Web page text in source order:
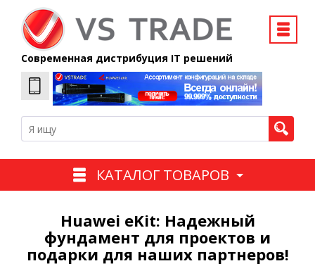
Современная дистрибуция IT решений
КАТАЛОГ ТОВАРОВ
Huawei eKit: Надежный
фундамент для проектов и
подарки для наших партнеров!